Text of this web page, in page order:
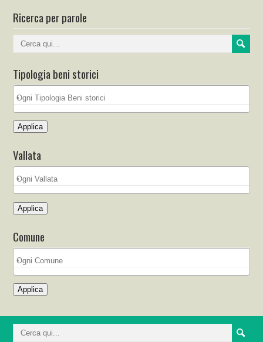
Ricerca per parole
Tipologia beni storici
Applica
Vallata
Applica
Comune
Applica